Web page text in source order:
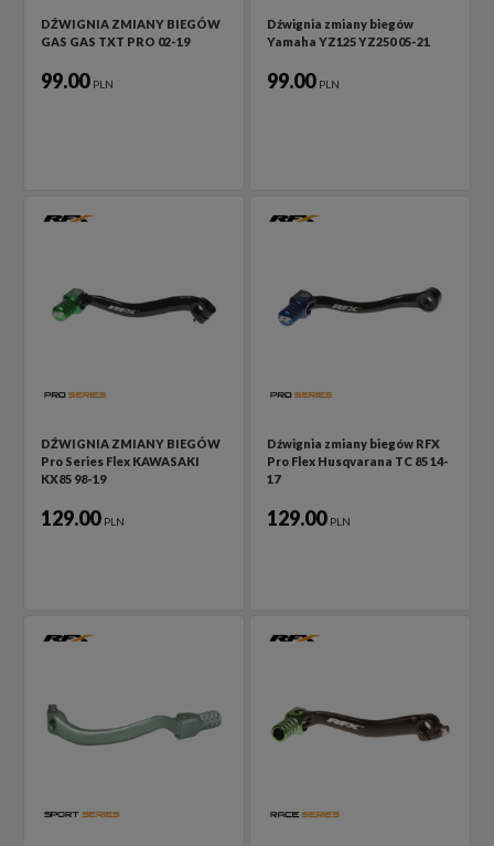
DŹWIGNIA ZMIANY BIEGÓW
GAS GAS TXT PRO 02-19
99.00 PLN
Dźwignia zmiany biegów
Yamaha YZ125 YZ250 05-21
99.00 PLN
DŹWIGNIA ZMIANY BIEGÓW
Pro Series Flex KAWASAKI
KX85 98-19
129.00 PLN
Dźwignia zmiany biegów RFX
Pro Flex Husqvarana TC 85 14-
17
129.00 PLN